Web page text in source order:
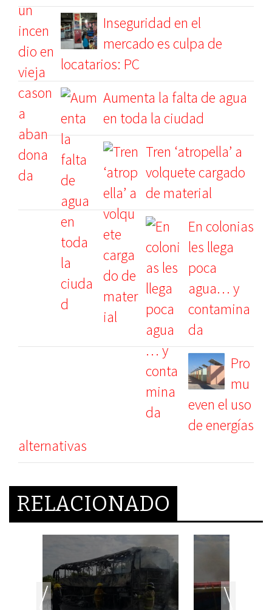
Inseguridad en el
mercado es culpa de
locatarios: PC
Aumenta la falta de agua
en toda la ciudad
Tren ‘atropella’ a
volquete cargado
de material
En colonias
les llega
poca
agua… y
contamina
da
Pro
mu
even el uso
de energías
alternativas
RELACIONADO